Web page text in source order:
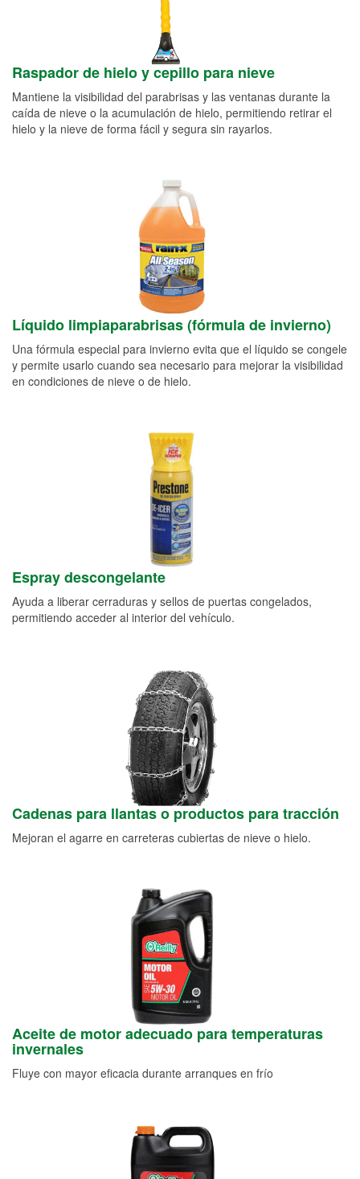
Raspador de hielo y cepillo para nieve
Mantiene la visibilidad del parabrisas y las ventanas durante la
caída de nieve o la acumulación de hielo, permitiendo retirar el
hielo y la nieve de forma fácil y segura sin rayarlos.
Líquido limpiaparabrisas (fórmula de invierno)
Una fórmula especial para invierno evita que el líquido se congele
y permite usarlo cuando sea necesario para mejorar la visibilidad
en condiciones de nieve o de hielo.
Espray descongelante
Ayuda a liberar cerraduras y sellos de puertas congelados,
permitiendo acceder al interior del vehículo.
Cadenas para llantas o productos para tracción
Mejoran el agarre en carreteras cubiertas de nieve o hielo.
Aceite de motor adecuado para temperaturas
invernales
Fluye con mayor eficacia durante arranques en frío